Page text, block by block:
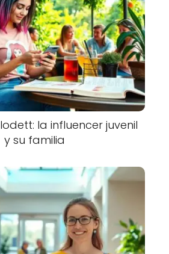
la influencer juvenil
y su familia